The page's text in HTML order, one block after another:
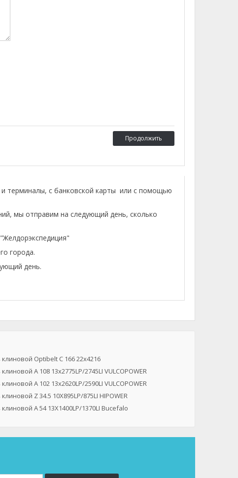
Продолжить
и терминалы, с банковской карты или с помощью
мы отправим на следующий день, сколько
города.
день.
Optibelt C 166 22x4216
A 108 13x2775LP/2745LI VULCOPOWER
A 102 13x2620LP/2590LI VULCOPOWER
Z 34.5 10X895LP/875LI HIPOWER
A 54 13X1400LP/1370LI Bucefalo